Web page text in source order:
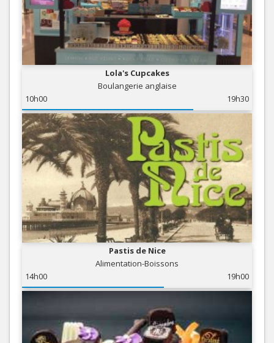
Lola's Cupcakes
Boulangerie anglaise
10h00
19h30
Pastis de Nice
Alimentation-Boissons
14h00
19h00